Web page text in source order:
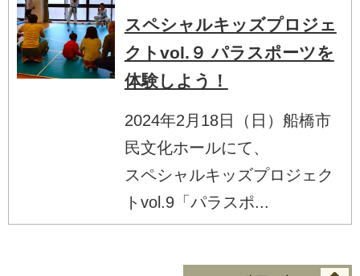
スペシャルキッズプロジェ
クトvol.９ パラスポーツを
体験しよう！
2024年2月18日（日）船橋市
民文化ホールにて、
スペシャルキッズプロジェク
トvol.9「パラスポ...